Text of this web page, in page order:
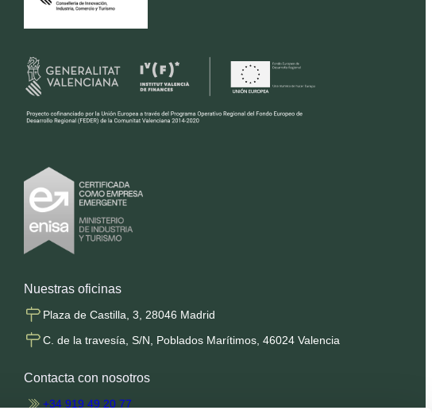
Nuestras oficinas
Plaza de Castilla, 3, 28046 Madrid
C. de la travesía, S/N, Poblados Marítimos, 46024 Valencia
Contacta con nosotros
+34 919 49 20 77